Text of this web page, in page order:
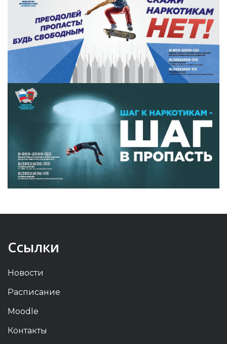
Ссылки
Новости
Расписание
Moodle
Контакты